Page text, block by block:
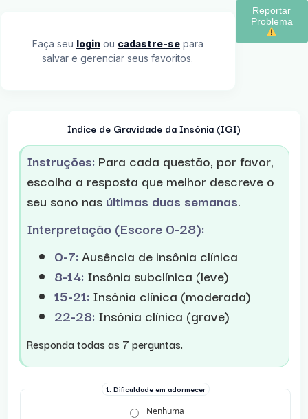
Faça seu loginou cadastre-separa
salvar e gerenciar seus favoritos.
Reportar
Índice de Gravidade da Insônia (IGI)
Instruções: Para cada questão, por favor,
escolha a resposta que melhor descreve o
seu sono nas últimas duas semanas.
Interpretação (Escore 0-28):
0-7: Ausência de insônia clínica
8-14: Insônia subclínica (leve)
15-21: Insônia clínica (moderada)
22-28: Insônia clínica (grave)
Responda todas as 7 perguntas.
1. Dificuldade em adormecer
Nenhuma